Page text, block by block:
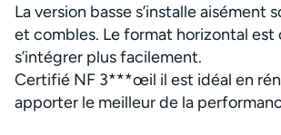
La version basse s’installe aisément
et combles. Le format horizontal
s’intégrer plus facilement.
Certifié NF 3***œil il est idéal en
apporter le meilleur de la